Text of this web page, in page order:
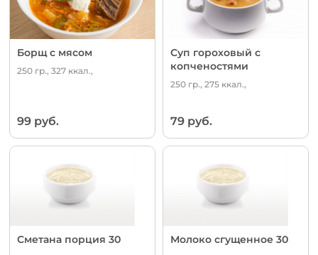
Борщ с мясом
250 гр., 327 ккал.,
99 руб.
Суп гороховый с
копченостями
250 гр., 275 ккал.,
79 руб.
Сметана порция 30 Молоко сгущенное 30